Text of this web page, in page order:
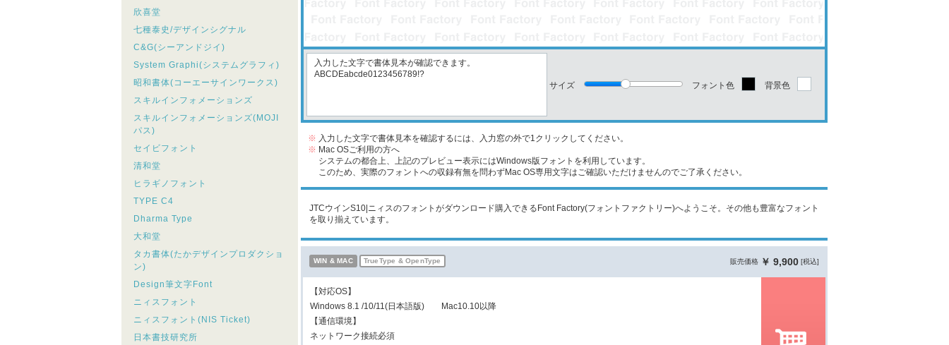
欣喜堂
七種泰史/デザインシグナル
C&G(シーアンドジイ)
System Graphi(システムグラフィ)
昭和書体(コーエーサインワークス)
スキルインフォメーションズ
スキルインフォメーションズ(MOJI
パス)
セイビフォント
清和堂
ヒラギノフォント
TYPE C4
Dharma Type
大和堂
タカ書体(たかデザインプロダクショ
ン)
Design筆文字Font
ニィスフォント
ニィスフォント(NIS Ticket)
日本書技研究所
サイズ フォント色 背景色
※ 入力した文字で書体見本を確認するには、入力窓の外で1クリックしてください。
※ Mac OSご利用の方へ
システムの都合上、上記のプレビュー表示にはWindows版フォントを利用しています。
このため、実際のフォントへの収録有無を問わずMac OS専用文字はご確認いただけませんのでご了承ください。
JTCウインS10|ニィスのフォントがダウンロード購入できるFont Factory(フォントファクトリー)へようこそ。その他も豊富なフォント
を取り揃えています。
WIN & MAC TrueType & OpenType 販売価格 ￥ 9,900 [税込]
【対応OS】
Windows 8.1 /10/11(日本語版) Mac10.10以降
【通信環境】
ネットワーク接続必須